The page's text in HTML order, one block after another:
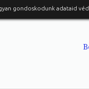
gondoskodunk adataid